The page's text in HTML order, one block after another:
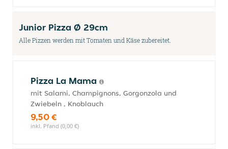
Junior Pizza Ø 29cm
Alle Pizzen werden mit Tomaten und Käse zubereitet.
Pizza La Mama
mit Salami, Champignons, Gorgonzola und
Zwiebeln , Knoblauch
9,50 €
inkl. Pfand (0,00 €)